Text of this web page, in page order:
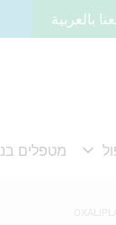
بالعربية